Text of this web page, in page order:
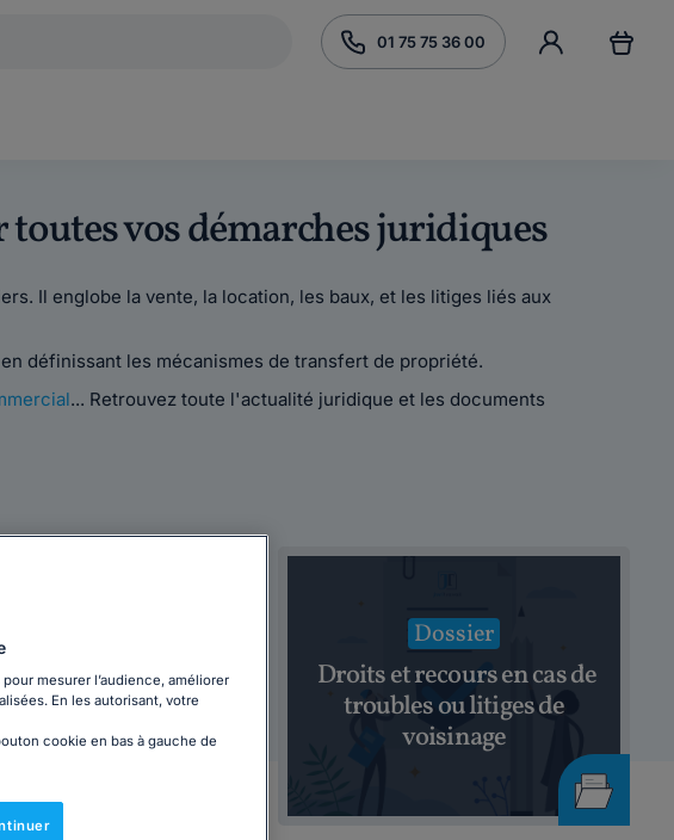
01 75 75 36 00
vos démarches juridiques
Il englobe la vente, la location, les baux, et les litiges liés aux
définissant les mécanismes de transfert de propriété.
... Retrouvez toute l'actualité juridique et les documents
de bail
Dossier
Droits et recours en cas de
troubles ou litiges de
voisinage
mesurer l’audience, améliorer
En les autorisant, votre
cookie en bas à gauche de